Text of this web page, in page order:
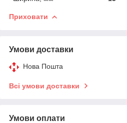
Приховати
Умови доставки
Нова Пошта
Всі умови доставки
Умови оплати